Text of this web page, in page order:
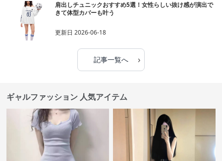
肩出しチュニックおすすめ5選！女性らしい抜け感が演出で
きて体型カバーも叶う
更新日2026-06-18
記事一覧へ ›
ギャルファッション 人気アイテム